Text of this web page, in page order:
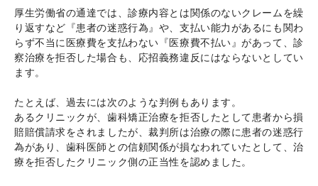
厚生労働省の通達では、診療内容とは関係のないクレームを繰
り返すなど『患者の迷惑行為』や、支払い能力があるにも関わ
らず不当に医療費を支払わない『医療費不払い』があって、診
察治療を拒否した場合も、応招義務違反にはならないとしてい
ます。
たとえば、過去には次のような判例もあります。
あるクリニックが、歯科矯正治療を拒否したとして患者から損
賠賠償請求をされましたが、裁判所は治療の際に患者の迷惑行
為があり、歯科医師との信頼関係が損なわれていたとして、治
療を拒否したクリニック側の正当性を認めました。